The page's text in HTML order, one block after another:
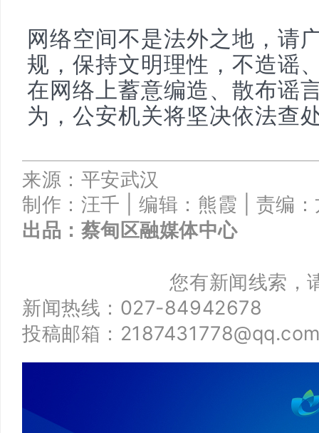
网络空间不是法外之地，请
规，保持文明理性，不造谣
在网络上蓄意编造、散布谣
为，公安机关将坚决依法查
来源：平安武汉
制作：汪千 |编辑：熊霞 | 责编
出品： 蔡甸区融媒体中心
您有新闻线索，
新闻热线：027-84942678
投稿邮箱：